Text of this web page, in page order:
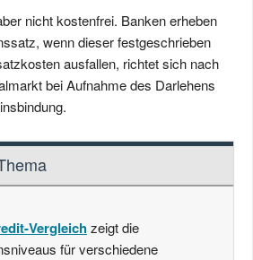
nicht kostenfrei. Banken erheben
wenn dieser festgeschrieben
ausfallen, richtet sich nach
bei Aufnahme des Darlehens
Vergleichzeigt die
für verschiedene